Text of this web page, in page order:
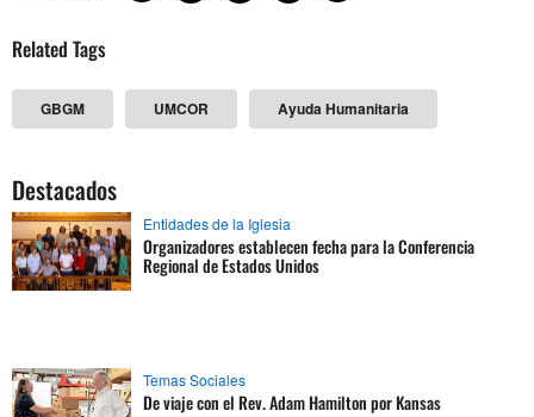
Related Tags
GBGM UMCOR Ayuda Humanitaria
Destacados
Entidades de la Iglesia
Organizadores establecen fecha para la Conferencia
Regional de Estados Unidos
Temas Sociales
De viaje con el Rev. Adam Hamilton por Kansas